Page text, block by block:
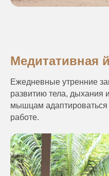
Медитативная
Ежедневные утренние
развитию тела, дыхания
мышцам адаптироваться
работе.